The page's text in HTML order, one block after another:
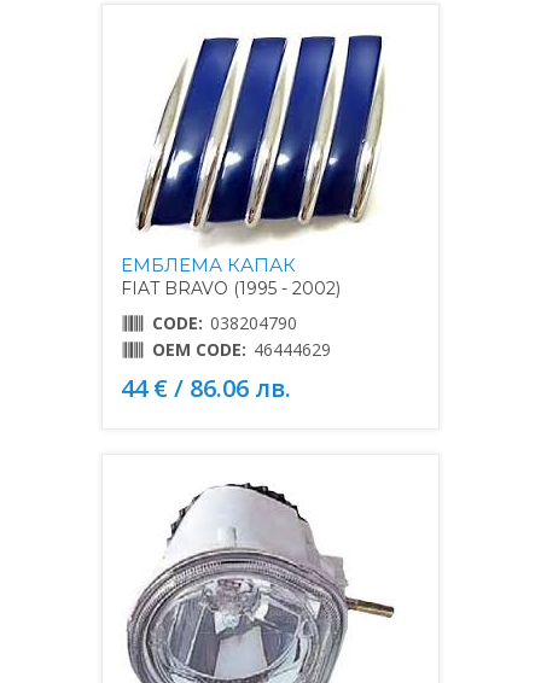
ЕМБЛЕМА КАПАК
FIAT BRAVO (1995 - 2002)
CODE: 038204790
OEM CODE: 46444629
44 € / 86.06 лв.